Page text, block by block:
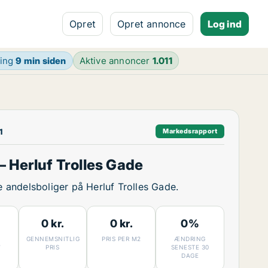
Opret Opret annonce Log ind
9 min siden Aktive annoncer 1.011
Markedsrapport
Herluf Trolles Gade
andelsboliger på Herluf Trolles Gade.
0 kr.
GENNEMSNITLIG
PRIS
0 kr.
PRIS PER M2
0%
ÆNDRING
SENESTE 30
DAGE